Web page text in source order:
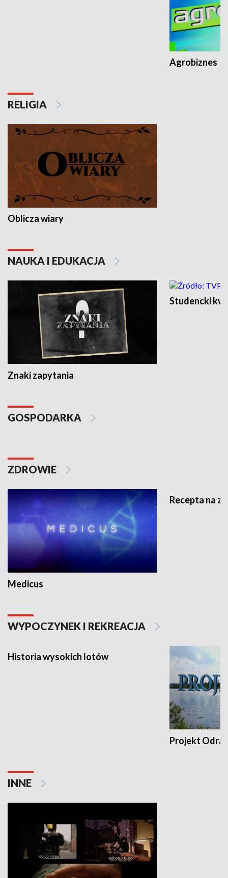
Agrobiznes
RELIGIA
Oblicza wiary
NAUKA I EDUKACJA
Znaki zapytania
Studencki
GOSPODARKA
ZDROWIE
Medicus
Recepta na
WYPOCZYNEK I REKREACJA
Historia wysokich lotów
Projekt Odra
INNE